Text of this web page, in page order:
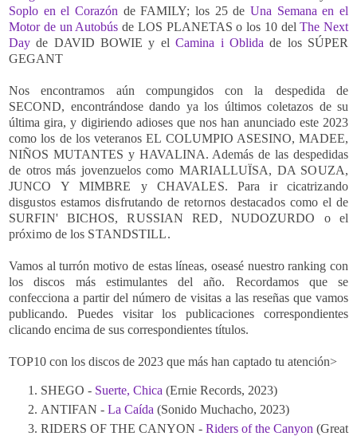
Soplo en el Corazón de FAMILY; los 25 de Una Semana en el
Motor de un Autobús de LOS PLANETAS o los 10 delThe Next
Day de DAVID BOWIE y elCamina i Oblida de los SÚPER
GEGANT
Nos encontramos aún compungidos con la despedida de
SECOND, encontrándose dando ya los últimos coletazos de su
última gira, y digiriendo adioses que nos han anunciado este 2023
como los de los veteranos EL COLUMPIO ASESINO, MADEE,
NIÑOS MUTANTES y HAVALINA. Además de las despedidas
de otros más jovenzuelos como MARIALLUÏSA, DA SOUZA,
JUNCO Y MIMBRE y CHAVALES. Para ir cicatrizando
disgustos estamos disfrutando de retornos destacados como el de
SURFIN' BICHOS, RUSSIAN RED, NUDOZURDO o el
próximo de los STANDSTILL.
Vamos al turrón motivo de estas líneas, oseasé nuestro ranking con
los discos más estimulantes del año. Recordamos que se
confecciona a partir del número de visitas a las reseñas que vamos
publicando. Puedes visitar los publicaciones correspondientes
clicando encima de sus correspondientes títulos.
TOP10 con los discos de 2023 que más han captado tu atención>
SHEGO - Suerte, Chica (Ernie Records, 2023)
ANTIFAN - La Caída (Sonido Muchacho, 2023)
RIDERS OF THE CANYON - Riders of the Canyon (Great